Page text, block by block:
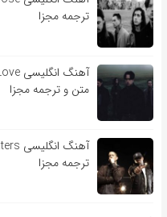
ترجمه مجزا
متن و ترجمه مجزا
ترجمه مجزا